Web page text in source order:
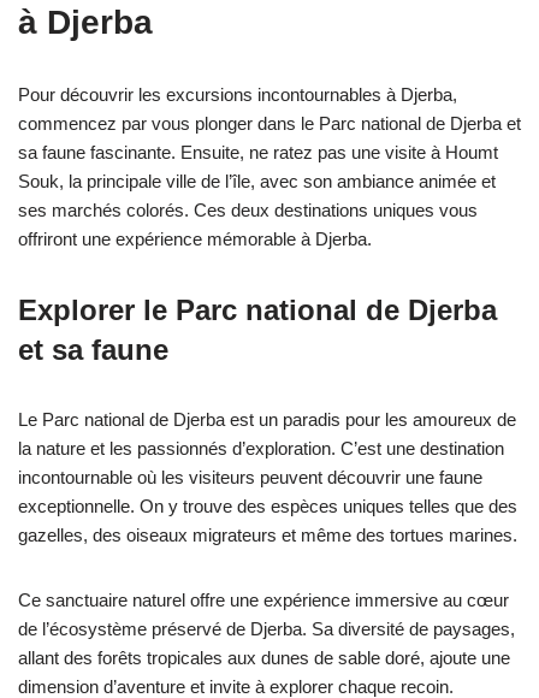
à Djerba
Pour découvrir les excursions incontournables à Djerba,
commencez par vous plonger dans le Parc national de Djerba et
sa faune fascinante. Ensuite, ne ratez pas une visite à Houmt
Souk, la principale ville de l’île, avec son ambiance animée et
ses marchés colorés. Ces deux destinations uniques vous
offriront une expérience mémorable à Djerba.
Explorer le Parc national de Djerba
et sa faune
Le Parc national de Djerba est un paradis pour les amoureux de
la nature et les passionnés d’exploration. C’est une destination
incontournable où les visiteurs peuvent découvrir une faune
exceptionnelle. On y trouve des espèces uniques telles que des
gazelles, des oiseaux migrateurs et même des tortues marines.
Ce sanctuaire naturel offre une expérience immersive au cœur
de l’écosystème préservé de Djerba. Sa diversité de paysages,
allant des forêts tropicales aux dunes de sable doré, ajoute une
dimension d’aventure et invite à explorer chaque recoin.